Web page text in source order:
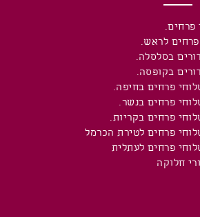
פרחים.
פרחים לראש.
בסלסלה.
בקופסה.
פרחים בחיפה.
פרחים בנשר.
פרחים בקריות.
פרחים לטירת הכרמל
פרחים לעתלית
חלוקה